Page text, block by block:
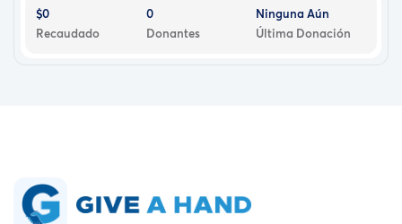
$0
Recaudado
0
Donantes
Ninguna Aún
Última Donación